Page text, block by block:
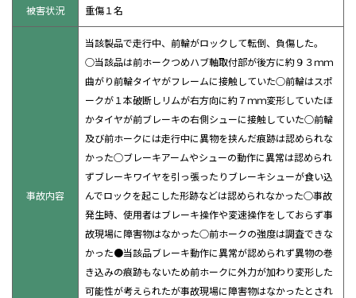
被害状況 重傷１名
事故内容
当該製品で走行中、前輪がロックして転倒、負傷した。
○当該品は前ホークつめハブ軸取付部が後方に約９３ｍｍ
曲がり前輪タイヤがフレームに接触していた○前輪はスポ
ークが１本破断しリムが右方向に約７ｍｍ変形していたほ
かタイヤが前ブレーキの右側シューに接触していた○前輪
及び前ホークには走行中に異物を挟んだ痕跡は認められな
かった○ブレーキアームやシューの動作に異常は認められ
ずブレーキワイヤを引っ張ったりブレーキシューが食い込
んでロックを起こした形跡などは認められなかった○事故
発生時、使用者はブレーキ操作や変速操作をしておらず事
故現場に障害物はなかった○前ホークの強度は調査できな
かった●当該品ブレーキ動作に異常が認められず異物の巻
き込みの痕跡もないため前ホークに外力が加わり変形した
可能性が考えられたが事故現場に障害物はなかったとされ